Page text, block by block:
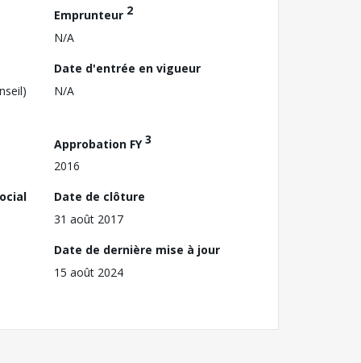
Emprunteur 2
N/A
Date d'entrée en vigueur
N/A
Approbation FY3
2016
Date de clôture
31 août 2017
Date de dernière mise à jour
15 août 2024